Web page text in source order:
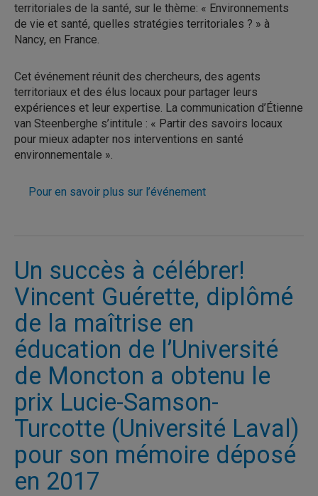
territoriales de la santé, sur le thème: « Environnements
de vie et santé, quelles stratégies territoriales ? » à
Nancy, en France.
Cet événement réunit des chercheurs, des agents
territoriaux et des élus locaux pour partager leurs
expériences et leur expertise. La communication d’Étienne
van Steenberghe s’intitule : « Partir des savoirs locaux
pour mieux adapter nos interventions en santé
environnementale ».
Pour en savoir plus sur l’événement
Un succès à célébrer!
Vincent Guérette, diplômé
de la maîtrise en
éducation de l’Université
de Moncton a obtenu le
prix Lucie-Samson-
Turcotte (Université Laval)
pour son mémoire déposé
en 2017